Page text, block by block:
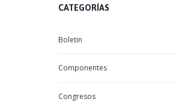
CATEGORÍAS
Boletin
Componentes
Congresos